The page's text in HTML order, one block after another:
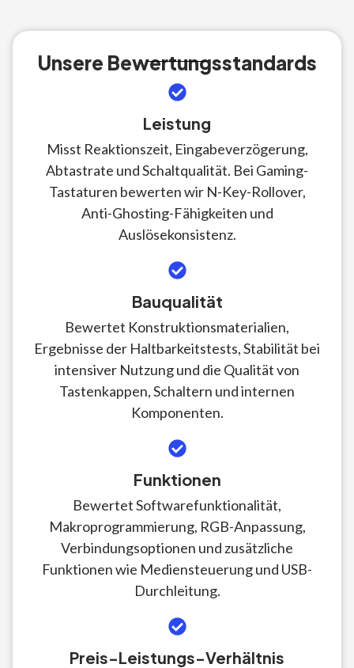
Unsere Bewertungsstandards
Leistung
Misst Reaktionszeit, Eingabeverzögerung,
Abtastrate und Schaltqualität. Bei Gaming-
Tastaturen bewerten wir N-Key-Rollover,
Anti-Ghosting-Fähigkeiten und
Auslösekonsistenz.
Bauqualität
Bewertet Konstruktionsmaterialien,
Ergebnisse der Haltbarkeitstests, Stabilität bei
intensiver Nutzung und die Qualität von
Tastenkappen, Schaltern und internen
Komponenten.
Funktionen
Bewertet Softwarefunktionalität,
Makroprogrammierung, RGB-Anpassung,
Verbindungsoptionen und zusätzliche
Funktionen wie Mediensteuerung und USB-
Durchleitung.
Preis-Leistungs-Verhältnis